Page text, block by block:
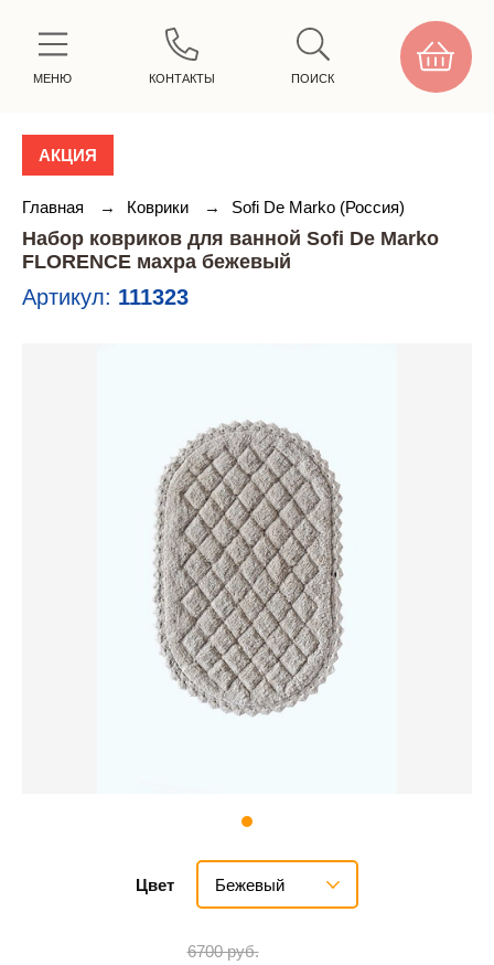
МЕНЮ КОНТАКТЫ ПОИСК
АКЦИЯ
Главная → Коврики → Sofi De Marko (Россия)
Набор ковриков для ванной Sofi De Marko
FLORENCE махра бежевый
Артикул: 111323
Цвет Бежевый
6700 руб.